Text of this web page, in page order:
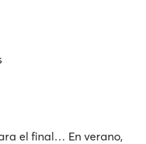
el final… En verano,